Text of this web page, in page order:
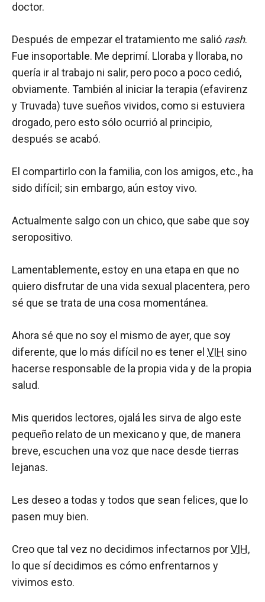
doctor.
Después de empezar el tratamiento me salió rash.
Fue insoportable. Me deprimí. Lloraba y lloraba, no
quería ir al trabajo ni salir, pero poco a poco cedió,
obviamente. También al iniciar la terapia (efavirenz
y Truvada) tuve sueños vividos, como si estuviera
drogado, pero esto sólo ocurrió al principio,
después se acabó.
El compartirlo con la familia, con los amigos, etc., ha
sido difícil; sin embargo, aún estoy vivo.
Actualmente salgo con un chico, que sabe que soy
seropositivo.
Lamentablemente, estoy en una etapa en que no
quiero disfrutar de una vida sexual placentera, pero
sé que se trata de una cosa momentánea.
Ahora sé que no soy el mismo de ayer, que soy
diferente, que lo más difícil no es tener el VIH sino
hacerse responsable de la propia vida y de la propia
salud.
Mis queridos lectores, ojalá les sirva de algo este
pequeño relato de un mexicano y que, de manera
breve, escuchen una voz que nace desde tierras
lejanas.
Les deseo a todas y todos que sean felices, que lo
pasen muy bien.
Creo que tal vez no decidimos infectarnos porVIH,
lo que sí decidimos es cómo enfrentarnos y
vivimos esto.